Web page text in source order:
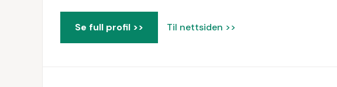
Se full profil >> Til nettsiden >>